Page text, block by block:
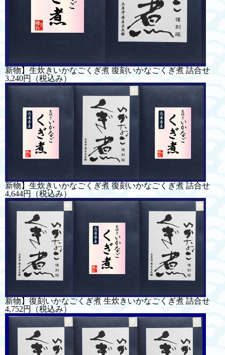
新物】生炊きいかなごくぎ煮 復刻いかなごくぎ煮 詰合せ
3,240円
（税込み）
新物】生炊きいかなごくぎ煮 復刻いかなごくぎ煮 詰合せ
4,644円
（税込み）
新物】復刻いかなごくぎ煮 生炊きいかなごくぎ煮 詰合せ
4,752円
（税込み）